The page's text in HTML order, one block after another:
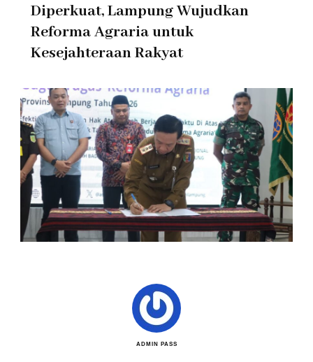
Diperkuat, Lampung Wujudkan
Reforma Agraria untuk
Kesejahteraan Rakyat
ADMIN PASS